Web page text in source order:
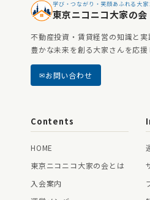
学び・つながり・笑顔あふれる大家
東京ニコニコ大家の会
不動産投資・賃貸経営の知識と
豊かな未来を創る大家さんを応援
お問い合わせ
Contents
HOME
東京ニコニコ大家の会とは
入会案内